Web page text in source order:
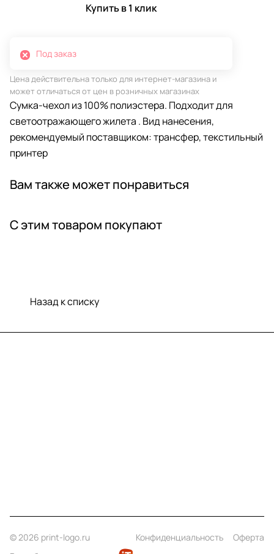
Купить в 1 клик
Под заказ
Цена действительна только для интернет-магазина и
может отличаться от цен в розничных магазинах
Сумка-чехол из 100% полиэстера. Подходит для
светоотражающего жилета . Вид нанесения,
рекомендуемый поставщиком: трансфер, текстильный
принтер
Вам также может понравиться
С этим товаром покупают
Назад к списку
© 2026 print-logo.ru Конфиденциальность
Оферта